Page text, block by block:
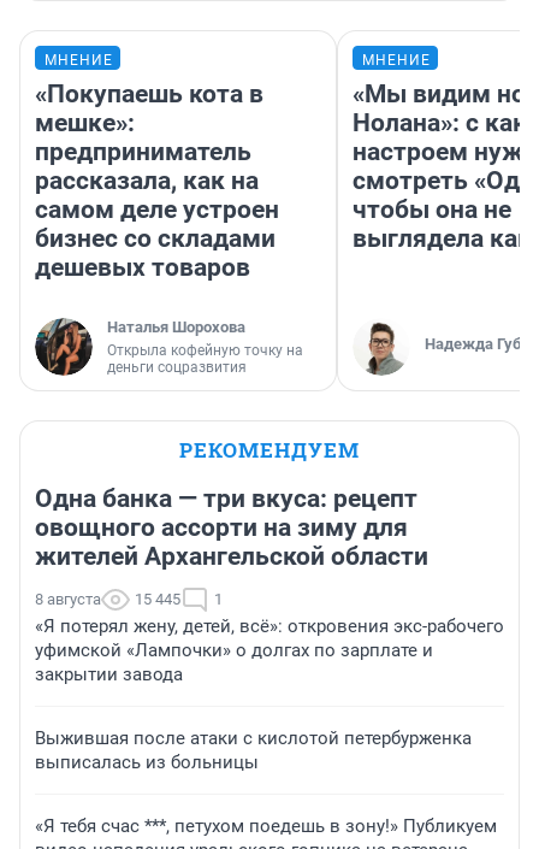
МНЕНИЕ
«Покупаешь кота в
мешке»:
предприниматель
рассказала, как на
самом деле устроен
бизнес со складами
дешевых товаров
Наталья Шорохова
Открыла кофейную точку на
деньги соцразвития
МНЕНИЕ
«Мы видим
Нолана»: с
настроем
смотреть
чтобы она не
выглядела как
Надежда
РЕКОМЕНДУЕМ
Одна банка — три вкуса: рецепт
овощного ассорти на зиму для
жителей Архангельской области
8 августа 15 445 1
«Я потерял жену, детей, всё»: откровения экс-рабочего
уфимской «Лампочки» о долгах по зарплате и
закрытии завода
Выжившая после атаки с кислотой петербурженка
выписалась из больницы
«Я тебя счас ***, петухом поедешь в зону!» Публикуем